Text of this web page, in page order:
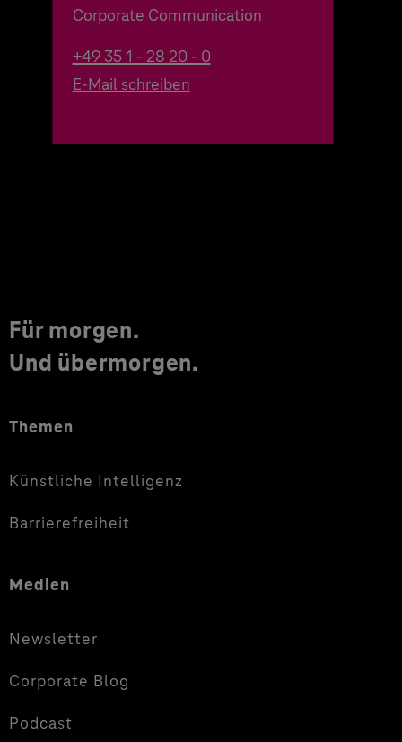
Corporate Communication
+49 35 1 - 28 20 - 0
E-Mail schreiben
Für morgen.
Und übermorgen.
Themen
Künstliche Intelligenz
Barrierefreiheit
Medien
Newsletter
Corporate Blog
Podcast